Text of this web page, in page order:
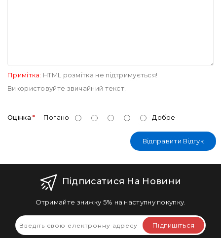
Примітка: HTML розмітка не підтримується!
Використовуйте звичайний текст.
Оцінка Погано Добре
Відправити Відгук
Підписатися На Новини
Отримайте знижку 5% на наступну покупку.
Підпишіться